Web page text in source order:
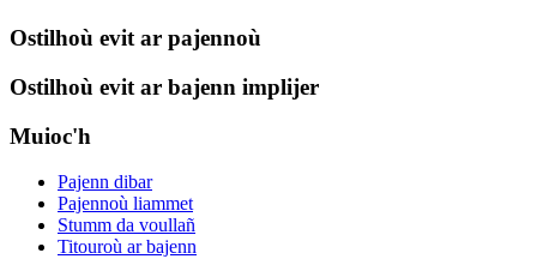
Ostilhoù evit ar pajennoù
Ostilhoù evit ar bajenn implijer
Muioc'h
Pajenn dibar
Pajennoù liammet
Stumm da voullañ
Titouroù ar bajenn